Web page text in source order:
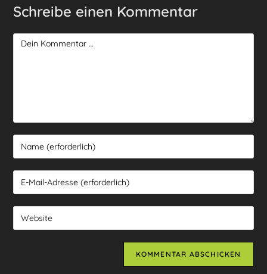
Schreibe einen Kommentar
Kommentar
Gib
deinen
Namen
oder
zum
Kommentieren
Gib
deine
E-
Mail-
Gib
deine